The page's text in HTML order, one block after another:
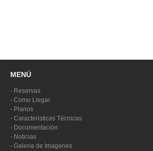
MENÚ
- Reservas
- Como Llegar
- Planos
- Caracteristicas Técnicas
- Documentación
- Noticias
- Galeria de Imagenes